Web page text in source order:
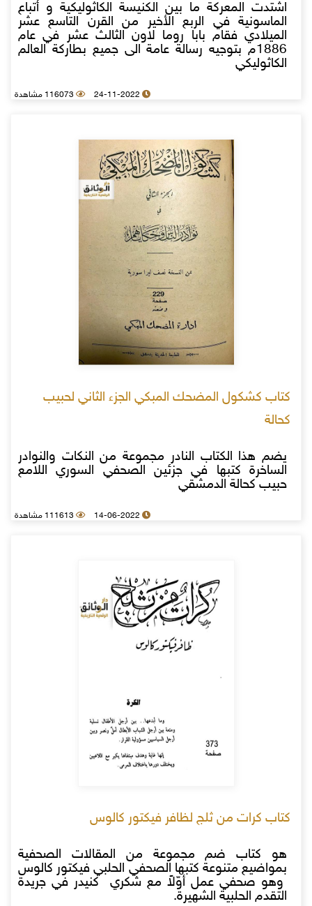
اشتدت المعركة ما بين الكنيسة الكاثوليكية و أتباع
الماسونية في الربع الأخير من القرن التاسع عشر
الميلادي فقام بابا روما لاون الثالث عشر في عام
1886م بتوجيه رسالة عامة الى جميع بطاركة العالم
الكاثوليكي
24-11-2022 116073 مشاهدة
كتاب كشكول المضحك المبكي الجزء الثاني لحبيب
كحالة
يضم هذا الكتاب النادر مجموعة من النكات والنوادر
الساخرة كتبها في جزئين الصحفي السوري اللامع
حبيب كحالة الدمشقي
14-06-2022 111613 مشاهدة
كتاب كرات من ثلج لظافر فيكتور كالوس
هو كتاب ضم مجموعة من المقالات الصحفية
بمواضيع متنوعة كتبها الصحفي الحلبي فيكتور كالوس
وهو صحفي عمل أوّلاً مع شكري كنيدر في جريدة
التقدم الحلبية الشهيرة.